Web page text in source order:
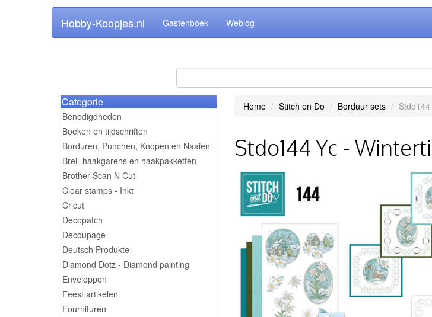
Hobby-Koopjes.nl Gastenboek Weblog
Categorie
Benodigdheden
Boeken en tijdschriften
Borduren, Punchen, Knopen en Naaien
Brei- haakgarens en haakpakketten
Brother Scan N Cut
Clear stamps - Inkt
Cricut
Decopatch
Decoupage
Deutsch Produkte
Diamond Dotz - Diamond painting
Enveloppen
Feest artikelen
Fournituren
Home Stitch en Do Borduur sets
Stdo144 Yc -